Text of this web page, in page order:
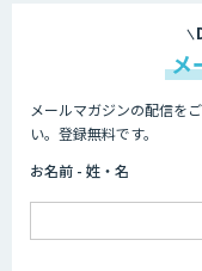
メ
メールマガジンの配信を
い。登録無料です。
お名前 - 姓・名